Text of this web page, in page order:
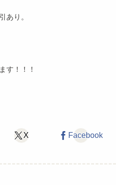
り。
す！！！
X Facebook